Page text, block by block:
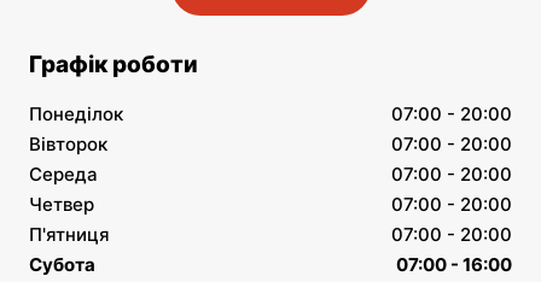
Графік роботи
Понеділок
07:00 - 20:00
Вівторок
07:00 - 20:00
Середа
07:00 - 20:00
Четвер
07:00 - 20:00
П'ятниця
07:00 - 20:00
Субота
07:00 - 16:00